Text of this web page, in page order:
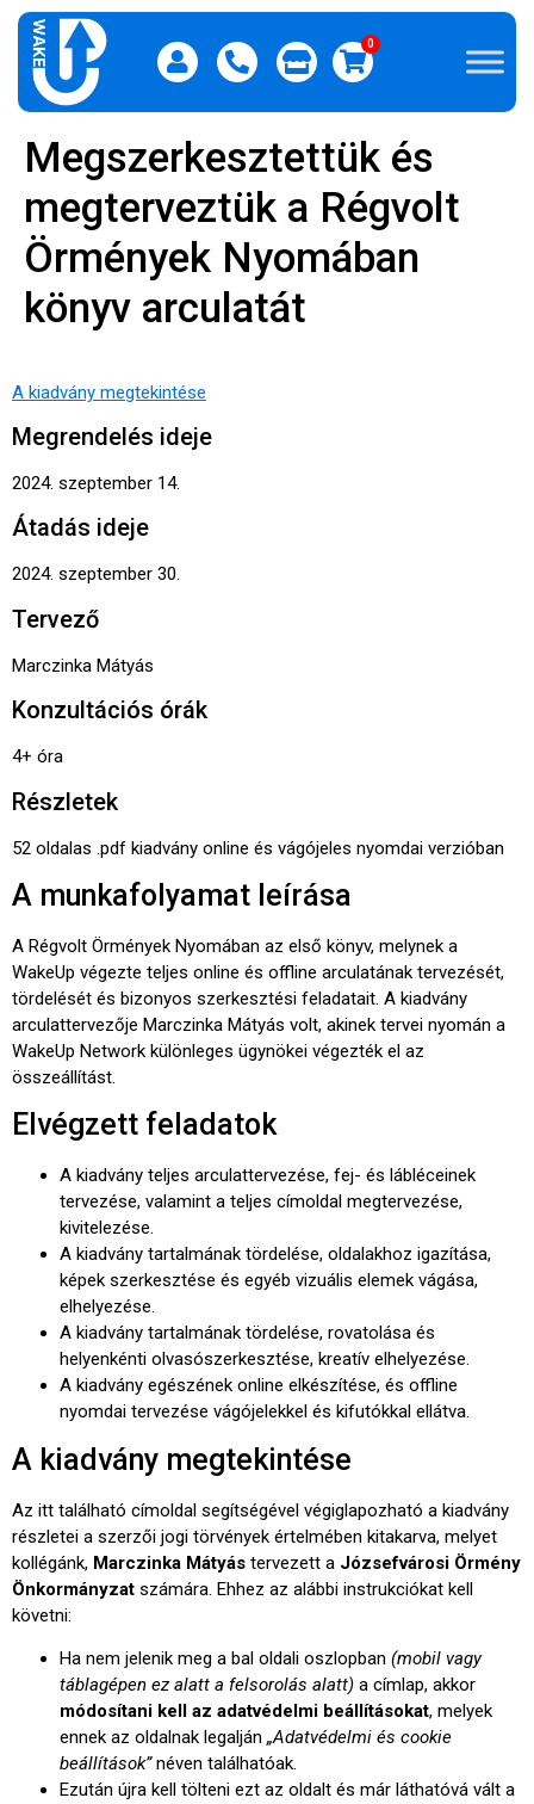
0
Megszerkesztettük és
megterveztük a Régvolt
Örmények Nyomában
könyv arculatát
A kiadvány megtekintése
Megrendelés ideje
2024. szeptember 14.
Átadás ideje
2024. szeptember 30.
Tervező
Marczinka Mátyás
Konzultációs órák
4+ óra
Részletek
52 oldalas .pdf kiadvány online és vágójeles nyomdai verzióban
A munkafolyamat leírása
A Régvolt Örmények Nyomában az első könyv, melynek a
WakeUp végezte teljes online és offline arculatának tervezését,
tördelését és bizonyos szerkesztési feladatait. A kiadvány
arculattervezője Marczinka Mátyás volt, akinek tervei nyomán a
WakeUp Network különleges ügynökei végezték el az
összeállítást.
Elvégzett feladatok
A kiadvány teljes arculattervezése, fej- és lábléceinek
tervezése, valamint a teljes címoldal megtervezése,
kivitelezése.
A kiadvány tartalmának tördelése, oldalakhoz igazítása,
képek szerkesztése és egyéb vizuális elemek vágása,
elhelyezése.
A kiadvány tartalmának tördelése, rovatolása és
helyenkénti olvasószerkesztése, kreatív elhelyezése.
A kiadvány egészének online elkészítése, és offline
nyomdai tervezése vágójelekkel és kifutókkal ellátva.
A kiadvány megtekintése
Az itt található címoldal segítségével végiglapozható a kiadvány
részletei a szerzői jogi törvények értelmében kitakarva, melyet
kollégánk, Marczinka Mátyás tervezett a Józsefvárosi Örmény
Önkormányzat számára. Ehhez az alábbi instrukciókat kell
követni:
Ha nem jelenik meg a bal oldali oszlopban (mobil vagy
táblagépen ez alatt a felsorolás alatt) a címlap, akkor
módosítani kell az adatvédelmi beállításokat, melyek
ennek az oldalnak legalján „Adatvédelmi és cookie
beállítások”néven találhatóak.
Ezután újra kell tölteni ezt az oldalt és már láthatóvá vált a